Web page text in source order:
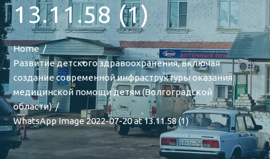
13.11.58 (1)
Home
Развитие детского здравоохранения, включая
создание современной инфраструктуры оказания
медицинской помощи детям (Волгоградской
области)
WhatsApp Image 2022-07-20 at 13.11.58 (1)